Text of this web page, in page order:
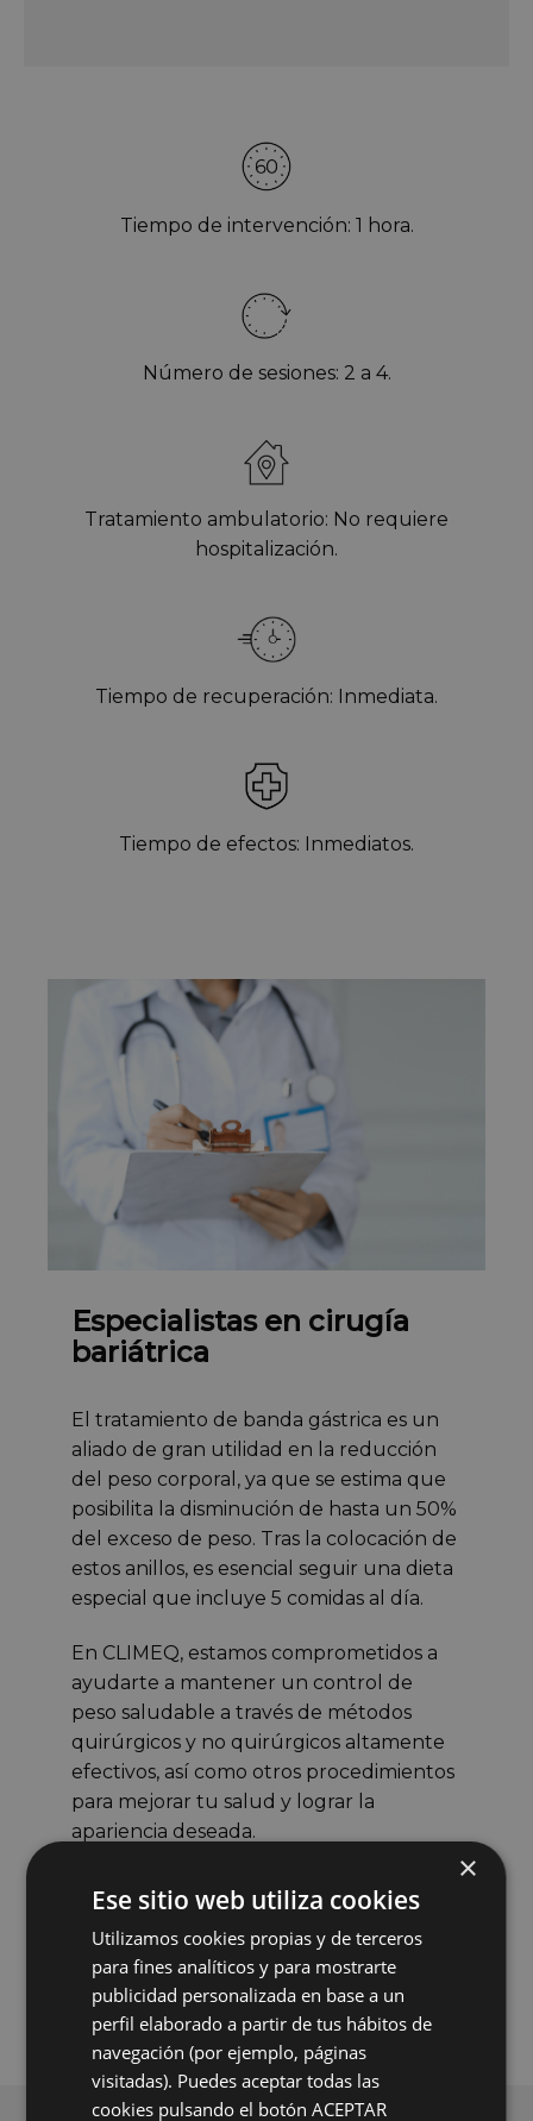
Tiempo de intervención: 1 hora.
Número de sesiones: 2 a 4.
Tratamiento ambulatorio: No requiere
hospitalización.
Tiempo de recuperación: Inmediata.
Tiempo de efectos: Inmediatos.
Especialistas en cirugía
bariátrica
El tratamiento de banda gástrica es un
aliado de gran utilidad en la reducción
del peso corporal, ya que se estima que
posibilita la disminución de hasta un 50%
del exceso de peso. Tras la colocación de
estos anillos, es esencial seguir una dieta
especial que incluye 5 comidas al día.
En CLIMEQ, estamos comprometidos a
ayudarte a mantener un control de
peso saludable a través de métodos
quirúrgicos y no quirúrgicos altamente
efectivos, así como otros procedimientos
para mejorar tu salud y lograr la
apariencia deseada.
en el campo de la salud, dispuestos a
alcanzar tus objetivos.
×
Ese sitio web utiliza cookies
Utilizamos cookies propias y de terceros
para fines analíticos y para mostrarte
publicidad personalizada en base a un
perfil elaborado a partir de tus hábitos de
navegación (por ejemplo, páginas
visitadas). Puedes aceptar todas las
cookies pulsando el botón ACEPTAR